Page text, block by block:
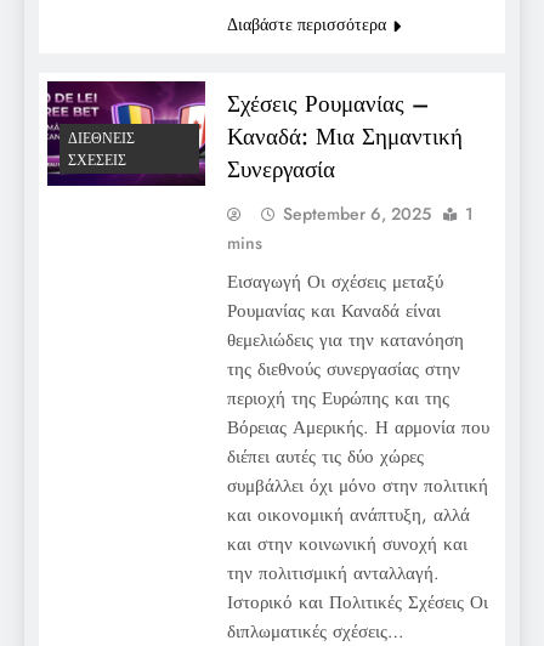
Διαβάστε περισσότερα
ΔΙΕΘΝΕΊΣ
ΣΧΈΣΕΙΣ
Σχέσεις Ρουμανίας –
Καναδά: Μια Σημαντική
Συνεργασία
September 6, 2025
1
mins
Εισαγωγή Οι σχέσεις μεταξύ
Ρουμανίας και Καναδά είναι
θεμελιώδεις για την κατανόηση
της διεθνούς συνεργασίας στην
περιοχή της Ευρώπης και της
Βόρειας Αμερικής. Η αρμονία που
διέπει αυτές τις δύο χώρες
συμβάλλει όχι μόνο στην πολιτική
και οικονομική ανάπτυξη, αλλά
και στην κοινωνική συνοχή και
την πολιτισμική ανταλλαγή.
Ιστορικό και Πολιτικές Σχέσεις Οι
διπλωματικές σχέσεις…